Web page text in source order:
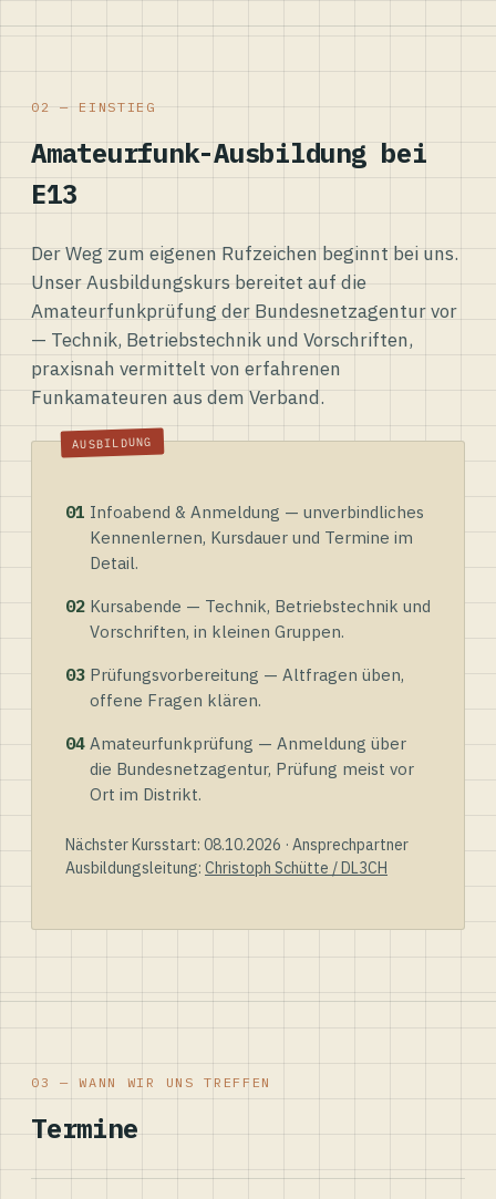
02 — EINSTIEG
Amateurfunk-Ausbildung bei
E13
Der Weg zum eigenen Rufzeichen beginnt bei uns.
Unser Ausbildungskurs bereitet auf die
Amateurfunkprüfung der Bundesnetzagentur vor
— Technik, Betriebstechnik und Vorschriften,
praxisnah vermittelt von erfahrenen
Funkamateuren aus dem Verband.
01 Infoabend & Anmeldung — unverbindliches
Kennenlernen, Kursdauer und Termine im
Detail.
02 Kursabende — Technik, Betriebstechnik und
Vorschriften, in kleinen Gruppen.
03 Prüfungsvorbereitung — Altfragen üben,
offene Fragen klären.
04 Amateurfunkprüfung — Anmeldung über
die Bundesnetzagentur, Prüfung meist vor
Ort im Distrikt.
Nächster Kursstart: 08.10.2026 · Ansprechpartner
Ausbildungsleitung: Christoph Schütte / DL3CH
03 — WANN WIR UNS TREFFEN
Termine